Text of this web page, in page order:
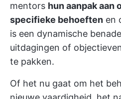
mentors hun aanpak aan
specifieke behoeften en
is een dynamische
uitdagingen of
te pakken.
Of het nu gaat om het